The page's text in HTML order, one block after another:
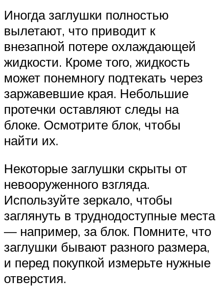
Иногда заглушки полностью
вылетают, что приводит к
внезапной потере охлаждающей
жидкости. Кроме того, жидкость
может понемногу подтекать через
заржавевшие края. Небольшие
протечки оставляют следы на
блоке. Осмотрите блок, чтобы
найти их.
Некоторые заглушки скрыты от
невооруженного взгляда.
Используйте зеркало, чтобы
заглянуть в труднодоступные места
— например, за блок. Помните, что
заглушки бывают разного размера,
и перед покупкой измерьте нужные
отверстия.